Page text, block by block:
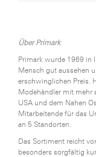
Über Primark
Primark wurde 1969 in
Mensch gut aussehen
erschwinglichen Preis.
Modehändler mit mehr
USA und dem Nahen
Mitarbeitende für das
an 5 Standorten.
Das Sortiment reicht
besonders sorgfältig